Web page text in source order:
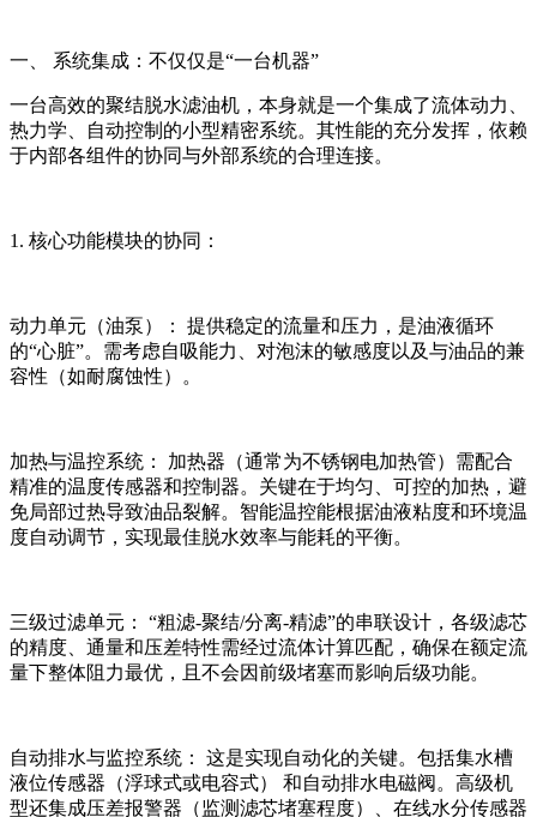
一、 系统集成：不仅仅是“一台机器”
一台高效的聚结脱水滤油机，本身就是一个集成了流体动力、
热力学、自动控制的小型精密系统。其性能的充分发挥，依赖
于内部各组件的协同与外部系统的合理连接。
1. 核心功能模块的协同：
动力单元（油泵）： 提供稳定的流量和压力，是油液循环
的“心脏”。需考虑自吸能力、对泡沫的敏感度以及与油品的兼
容性（如耐腐蚀性）。
加热与温控系统： 加热器（通常为不锈钢电加热管）需配合
精准的温度传感器和控制器。关键在于均匀、可控的加热，避
免局部过热导致油品裂解。智能温控能根据油液粘度和环境温
度自动调节，实现最佳脱水效率与能耗的平衡。
三级过滤单元： “粗滤-聚结/分离-精滤”的串联设计，各级滤芯
的精度、通量和压差特性需经过流体计算匹配，确保在额定流
量下整体阻力最优，且不会因前级堵塞而影响后级功能。
自动排水与监控系统： 这是实现自动化的关键。包括集水槽
液位传感器（浮球式或电容式） 和自动排水电磁阀。高级机
型还集成压差报警器（监测滤芯堵塞程度）、在线水分传感器